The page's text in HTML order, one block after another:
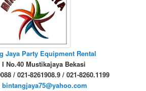
Jaya Party Equipment Rental
No.40 Mustikajaya Bekasi
/ 021-8261908.9 / 021-8260.1199
bintangjaya75@yahoo.com